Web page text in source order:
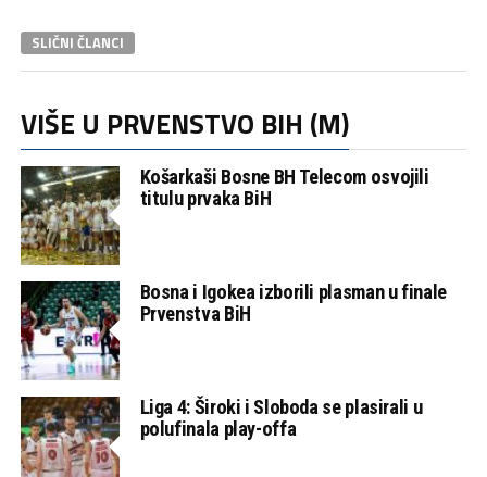
SLIČNI ČLANCI
VIŠE U PRVENSTVO BIH (M)
Košarkaši Bosne BH Telecom osvojili
titulu prvaka BiH
Bosna i Igokea izborili plasman u finale
Prvenstva BiH
Liga 4: Široki i Sloboda se plasirali u
polufinala play-offa